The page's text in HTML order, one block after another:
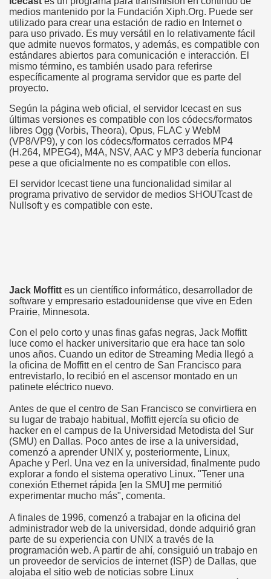
medios mantenido por la Fundación Xiph.Org. Puede ser
utilizado para crear una estación de radio en Internet o
para uso privado. Es muy versátil en lo relativamente fácil
que admite nuevos formatos, y además, es compatible con
estándares abiertos para comunicación e interacción. El
mismo término, es también usado para referirse
específicamente al programa servidor que es parte del
proyecto.
Según la página web oficial, el servidor Icecast en sus
últimas versiones es compatible con los códecs/formatos
libres Ogg (Vorbis, Theora), Opus, FLAC y WebM
(VP8/VP9), y con los códecs/formatos cerrados MP4
(H.264, MPEG4), M4A, NSV, AAC y MP3 debería funcionar
pese a que oficialmente no es compatible con ellos.
El servidor Icecast tiene una funcionalidad similar al
programa privativo de servidor de medios SHOUTcast de
Nullsoft y es compatible con este.
Jack Moffitt es un científico informático, desarrollador de
software y empresario estadounidense que vive en Eden
Prairie, Minnesota.
Con el pelo corto y unas finas gafas negras, Jack Moffitt
luce como el hacker universitario que era hace tan solo
unos años. Cuando un editor de Streaming Media llegó a
la oficina de Moffitt en el centro de San Francisco para
entrevistarlo, lo recibió en el ascensor montado en un
patinete eléctrico nuevo.
Antes de que el centro de San Francisco se convirtiera en
su lugar de trabajo habitual, Moffitt ejercía su oficio de
hacker en el campus de la Universidad Metodista del Sur
(SMU) en Dallas. Poco antes de irse a la universidad,
comenzó a aprender UNIX y, posteriormente, Linux,
Apache y Perl. Una vez en la universidad, finalmente pudo
explorar a fondo el sistema operativo Linux. "Tener una
conexión Ethernet rápida [en la SMU] me permitió
experimentar mucho más", comenta.
A finales de 1996, comenzó a trabajar en la oficina del
administrador web de la universidad, donde adquirió gran
parte de su experiencia con UNIX a través de la
programación web. A partir de ahí, consiguió un trabajo en
un proveedor de servicios de internet (ISP) de Dallas, que
alojaba el sitio web de noticias sobre Linux